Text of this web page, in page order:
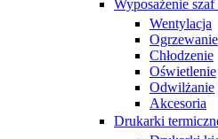
Wyposażenie
Wentylacja
Ogrzewanie
Chłodzenie
Oświetlenie
Odwilżanie
Akcesoria
Drukarki